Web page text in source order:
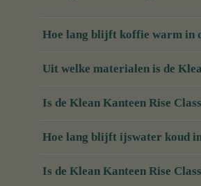
Hoe lang blijft koffie warm in
Uit welke materialen is de
Is de Klean Kanteen Rise
Hoe lang blijft ijswater koud
Is de Klean Kanteen Rise